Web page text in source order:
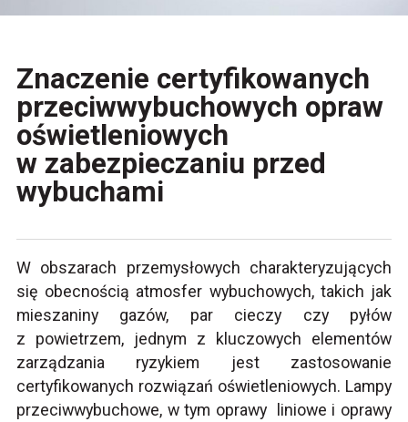
Znaczenie certyfikowanych
przeciwwybuchowych opraw
oświetleniowych
w zabezpieczaniu przed
wybuchami
W obszarach przemysłowych charakteryzujących
się obecnością atmosfer wybuchowych, takich jak
mieszaniny gazów, par cieczy czy pyłów
z powietrzem, jednym z kluczowych elementów
zarządzania ryzykiem jest zastosowanie
certyfikowanych rozwiązań oświetleniowych. Lampy
przeciwwybuchowe, w tym oprawy liniowe i oprawy